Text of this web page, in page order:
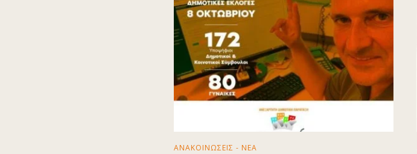
ΑΝΑΚΟΙΝΩΣΕΙΣ - ΝΕΑ